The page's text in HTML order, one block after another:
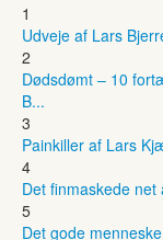
1
Udveje af Lars
2
Dødsdømt – 10
B...
3
Painkiller af Lars
4
Det finmaskede
5
Det gode